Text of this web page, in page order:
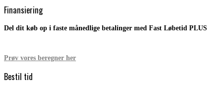
Finansiering
Del dit køb op i faste månedlige betalinger med Fast Løbetid PLUS
Prøv vores beregner her
Bestil tid